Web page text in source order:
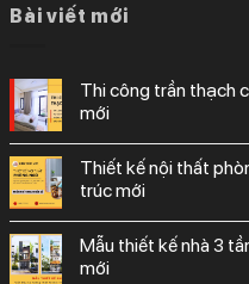
Bài viết mới
thi công trần thạch cao đẹp hiện đại 2025 – kiến trúc
mới
thiết kế nội thất phòng ngủ đẹp hiện đại 2025 – kiến
trúc mới
mẫu thiết kế nhà 3 tầng đẹp hiện đại 2025 – kiến trúc
mới